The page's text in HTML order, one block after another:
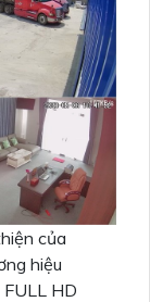
của
hiệu
HD